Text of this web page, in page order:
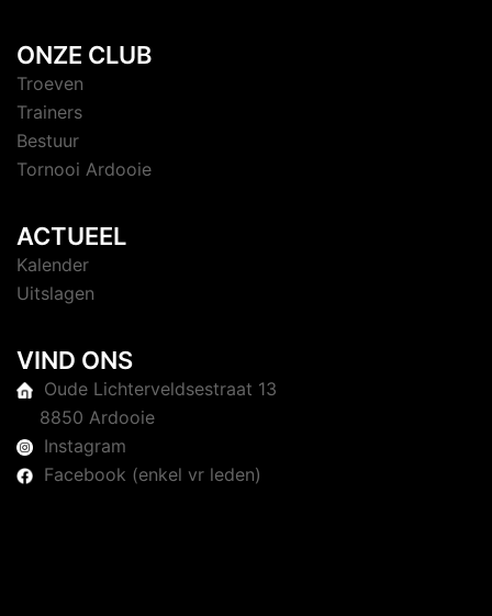
ONZE CLUB
Troeven
Trainers
Bestuur
Tornooi Ardooie
ACTUEEL
Kalender
Uitslagen
VIND ONS
Oude Lichterveldsestraat 13
8850 Ardooie
Instagram
Facebook (enkel vr leden)